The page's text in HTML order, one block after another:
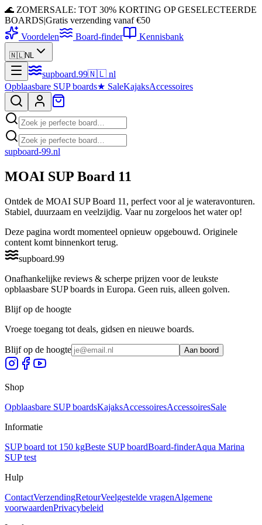
🌊 ZOMERSALE: TOT 30% KORTING OP GESELECTEERDE
BOARDS|Gratis verzending vanaf €50
Voordelen
Board-finder Kennisbank
🇳🇱NL
supboard.99🇳🇱 nl
Opblaasbare SUP boards★ SaleKajaksAccessoires
supboard-99.nl
MOAI SUP Board 11
Ontdek de MOAI SUP Board 11, perfect voor al je wateravonturen.
Stabiel, duurzaam en veelzijdig. Vaar nu zorgeloos het water op!
Deze pagina wordt momenteel opnieuw opgebouwd. Originele
content komt binnenkort terug.
supboard.99
Onafhankelijke reviews & scherpe prijzen voor de leukste
opblaasbare SUP boards in Europa. Geen ruis, alleen golven.
Blijf op de hoogte
Vroege toegang tot deals, gidsen en nieuwe boards.
Blijf op de hoogte Aan boord
Shop
Opblaasbare SUP boardsKajaksAccessoiresAccessoiresSale
Informatie
SUP board tot 150 kgBeste SUP boardBoard-finderAqua Marina
SUP test
Hulp
ContactVerzendingRetourVeelgestelde vragenAlgemene
voorwaardenPrivacybeleid